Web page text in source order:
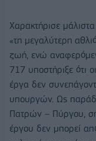
Χαρακτήρισε
«τη μεγαλύτερη
ζωή, ενώ
717 υποστήριξε ότι
έργα δεν
υπουργών. Ως
Πατρών – Πύργου,
έργου δεν μπορεί